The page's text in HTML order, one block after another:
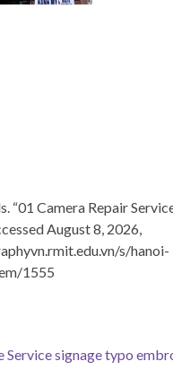
“01 Camera Repair
August 8, 2026,
s/hanoi-
1555
Service signage typo